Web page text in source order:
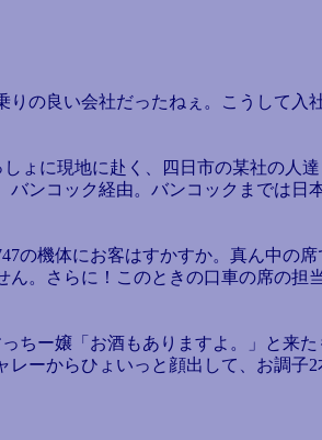
の良い会社だったねぇ。こうして入
ょに現地に赴く、四日市の某社の人達
ンコック経由。バンコックまでは日
の機体にお客はすかすか。真ん中の席
。さらに！このときの口車の席の担
ちー嬢「お酒もありますよ。」と来た
ーからひょいっと顔出して、お調子2